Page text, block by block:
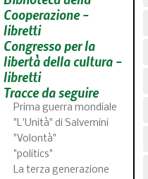
Cooperazione -
libretti
Congresso per la
libertà della cultura -
libretti
Tracce da seguire
Prima guerra mondiale
"L'Unità" di Salvemini
"Volontà"
"politics"
La terza generazione